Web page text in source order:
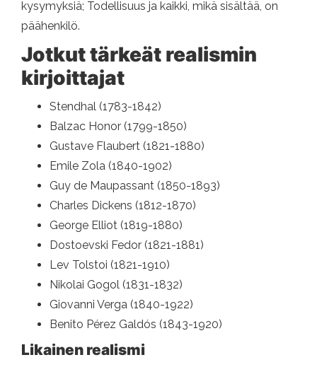
kysymyksiä; Todellisuus ja kaikki, mikä sisältää, on
päähenkilö.
Jotkut tärkeät realismin
kirjoittajat
Stendhal (1783-1842)
Balzac Honor (1799-1850)
Gustave Flaubert (1821-1880)
Emile Zola (1840-1902)
Guy de Maupassant (1850-1893)
Charles Dickens (1812-1870)
George Elliot (1819-1880)
Dostoevski Fedor (1821-1881)
Lev Tolstoi (1821-1910)
Nikolai Gogol (1831-1832)
Giovanni Verga (1840-1922)
Benito Pérez Galdós (1843-1920)
Likainen realismi